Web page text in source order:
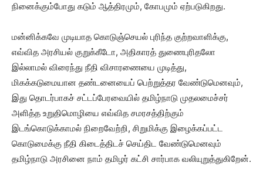
நினைக்கும்போது கடும் ஆத்திரமும், கோபமும் ஏற்படுகிறது.
மன்னிக்கவே முடியாத கொடுஞ்செயல் புரிந்த குற்றவாளிக்கு,
எவ்வித அரசியல் குறுக்கீடோ, அதிகாரத் துணைபுரிதலோ
இல்லாமல் விரைந்து நீதி விசாரணையை முடித்து,
மிகக்கடுமையான தண்டனையைப் பெற்றுத்தர வேண்டுமெனவும்,
இது தொடர்பாகச் சட்டப்பேரவையில் தமிழ்நாடு முதலமைச்சர்
அளித்த உறுதிமொழியை எவ்வித சமரசத்திற்கும்
இடங்கொடுக்காமல் நிறைவேற்றி, சிறுமிக்கு இழைக்கப்பட்ட
கொடுமைக்கு நீதி கிடைத்திடச் செய்திட வேண்டுமெனவும்
தமிழ்நாடு அரசினை நாம் தமிழர் கட்சி சார்பாக வலியுறுத்துகிறேன்.